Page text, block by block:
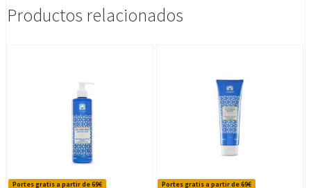
Productos relacionados
Portes gratis a partir de 69€ Portes gratis a partir de 69€